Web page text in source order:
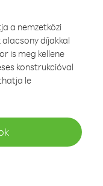
a nemzetközi
díjakkal
is meg kellene
konstrukcióval
le